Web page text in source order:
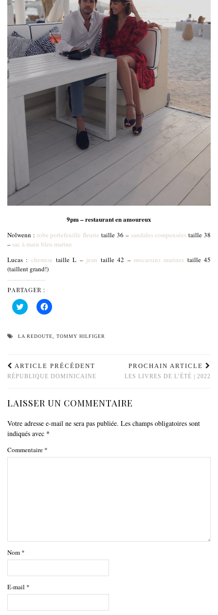
9pm – restaurant en amoureux
Nolwenn : robe portefeuille fleurie taille 36 – sandales compensées taille 38
– sac à main bleu marine
Lucas : chemise taille L – jean taille 42 – mocassins marines taille 45
(taillent grand!)
PARTAGER :
Cliquez
pour
dans
Cliquez
pour
dans
LA REDOUTE TOMMY HILFIGER
ARTICLE PRÉCÉDENT
RÉPUBLIQUE DOMINICAINE
PROCHAIN ARTICLE
LES LIVRES DE L’ÉTÉ | 2022
LAISSER UN COMMENTAIRE
Votre adresse e-mail ne sera pas publiée. Les champs obligatoires sont
indiqués avec *
Commentaire *
Nom *
E-mail *